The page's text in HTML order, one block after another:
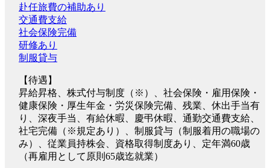
赴任旅費の補助あり
交通費支給
社会保険完備
研修あり
制服貸与
【待遇】
昇給昇格、株式付与制度（※）、社会保険・雇用保険・
健康保険・厚生年金・労災保険完備、残業、休出手当有
り、深夜手当、有給休暇、慶弔休暇、通勤交通費支給、
社宅完備（※規定あり）、制服貸与（制服着用の職場の
み）、従業員持株会、資格取得制度あり、定年満60歳
（再雇用として原則65歳迄就業）